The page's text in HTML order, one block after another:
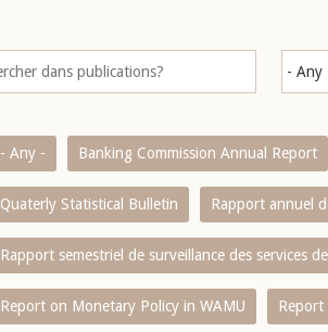
- Any - Banking Commission Annual Report
Quaterly Statistical Bulletin Rapport annuel
Rapport semestriel de surveillance des services
Report on Monetary Policy in WAMU Report